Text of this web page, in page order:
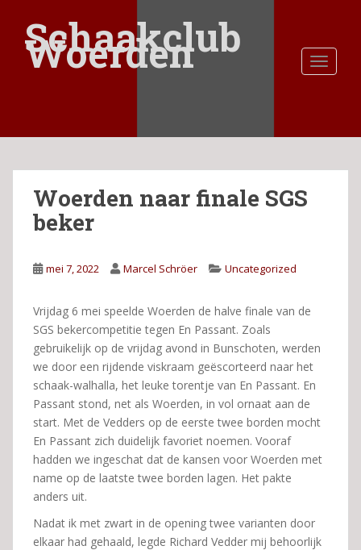
a
Schaakclub
Woerden
Woerden naar finale SGS
beker
mei 7, 2022 Marcel Schröer Uncategorized
Vrijdag 6 mei speelde Woerden de halve finale van de
SGS bekercompetitie tegen En Passant. Zoals
gebruikelijk op de vrijdag avond in Bunschoten, werden
we door een rijdende viskraam geëscorteerd naar het
schaak-walhalla, het leuke torentje van En Passant. En
Passant stond, net als Woerden, in vol ornaat aan de
start. Met de Vedders op de eerste twee borden mocht
En Passant zich duidelijk favoriet noemen. Vooraf
hadden we ingeschat dat de kansen voor Woerden met
name op de laatste twee borden lagen. Het pakte
anders uit.
Nadat ik met zwart in de opening twee varianten door
elkaar had gehaald, legde Richard Vedder mij behoorlijk